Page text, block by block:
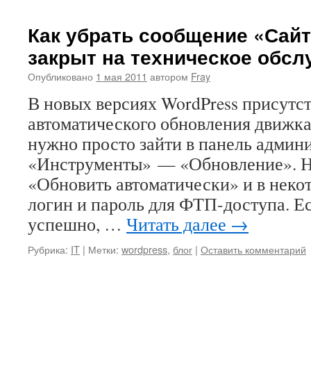
Как убрать сообщение
закрыт на техническое
Опубликовано 1 мая 2011 автором Fray
В новых версиях WordPress
автоматического обновления
нужно просто зайти в панель
«Инструменты» — «Обновление».
«Обновить автоматически» и в
логин и пароль для ФТП-доступа.
успешно, … Читать далее →
Рубрика: IT | Метки: wordpress, блог | Оставить комментарий